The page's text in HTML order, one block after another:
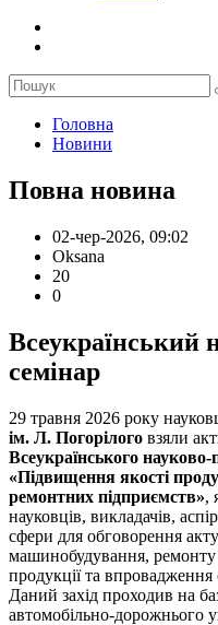
Головна
Новини
Повна новина
02-чер-2026, 09:02
Oksana
20
0
Всеукраїнський
семінар
29 травня 2026 року
ім. Л. Погорілого взяли
Всеукраїнського
«Підвищення якості
ремонтних підприємств»,
науковців, викладачів,
сфери для обговорення
машинобудування, ремонту
продукції та
Даний захід проходив на
автомобільно-дорожнього